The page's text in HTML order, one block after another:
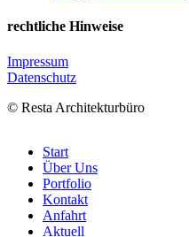
rechtliche Hinweise
Impressum
Datenschutz
© Resta Architekturbüro
nyon-
cabinet-
monney
Start
Über Uns
Portfolio
Kontakt
Anfahrt
Aktuell